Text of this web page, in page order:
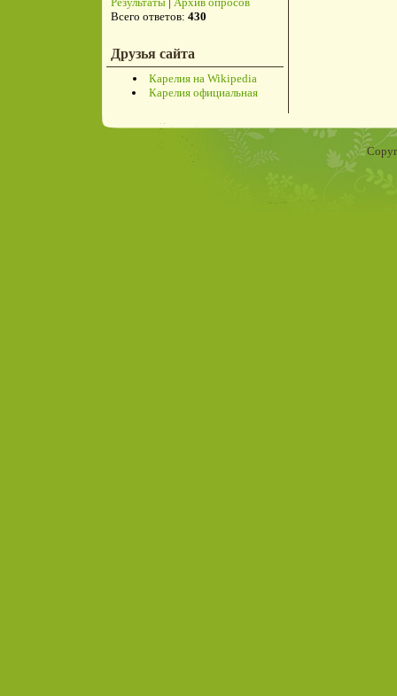
Всего ответов: 430
Друзья сайта
Карелия на Wikipedia
Карелия официальная